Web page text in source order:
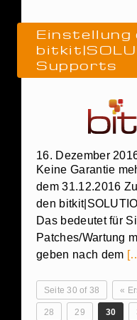
Einstellung
Supports
16. Dezember
Keine Garantie
dem 31.12.2016
den
Das bedeutet für
Patches/Wartung
geben nach dem
Seite 30 of 38 «
28 29 30